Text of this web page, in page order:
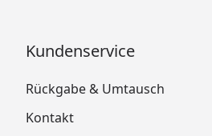
Kundenservice
Rückgabe & Umtausch
Kontakt